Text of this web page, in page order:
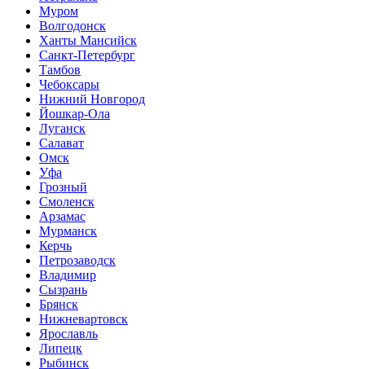
Муром
Волгодонск
Ханты Мансийск
Санкт-Петербург
Тамбов
Чебоксары
Нижний Новгород
Йошкар-Ола
Луганск
Салават
Омск
Уфа
Грозный
Смоленск
Арзамас
Мурманск
Керчь
Петрозаводск
Владимир
Сызрань
Брянск
Нижневартовск
Ярославль
Липецк
Рыбинск